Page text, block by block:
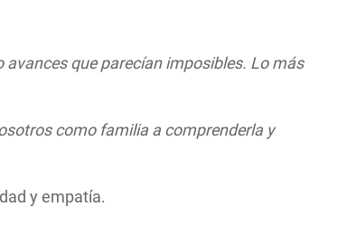
avances que parecían imposibles. Lo más
como familia a comprenderla y
y empatía.